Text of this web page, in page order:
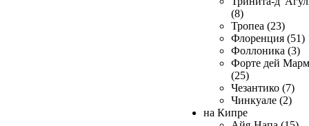
(8)
Тропеа (23)
Флоренция (51)
Фоллоника (3)
Форте дей
(25)
Чезантико (7)
Чинкуале (2)
на Кипре